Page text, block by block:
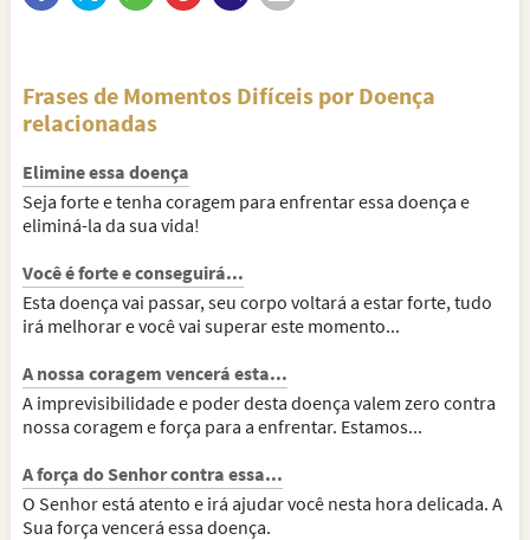
Frases de Momentos Difíceis por Doença
relacionadas
Elimine essa doença
Seja forte e tenha coragem para enfrentar essa doença e
eliminá-la da sua vida!
Você é forte e conseguirá...
Esta doença vai passar, seu corpo voltará a estar forte, tudo
irá melhorar e você vai superar este momento...
A nossa coragem vencerá esta...
A imprevisibilidade e poder desta doença valem zero contra
nossa coragem e força para a enfrentar. Estamos...
A força do Senhor contra essa...
O Senhor está atento e irá ajudar você nesta hora delicada. A
Sua força vencerá essa doença.